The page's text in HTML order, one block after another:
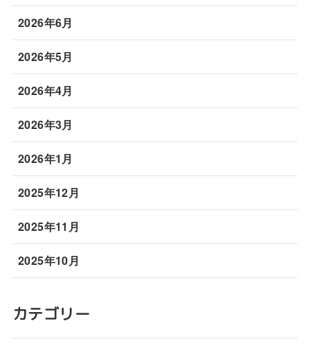
2026年6月
2026年5月
2026年4月
2026年3月
2026年1月
2025年12月
2025年11月
2025年10月
カテゴリー